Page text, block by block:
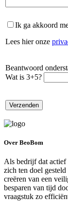
Ik ga akkoord
Lees hier onze
Beantwoord
Wat is 3+5?
Over BeoBom
Als bedrijf dat
zich ten doel
creëren van een
besparen van tijd
vraagstuk zo